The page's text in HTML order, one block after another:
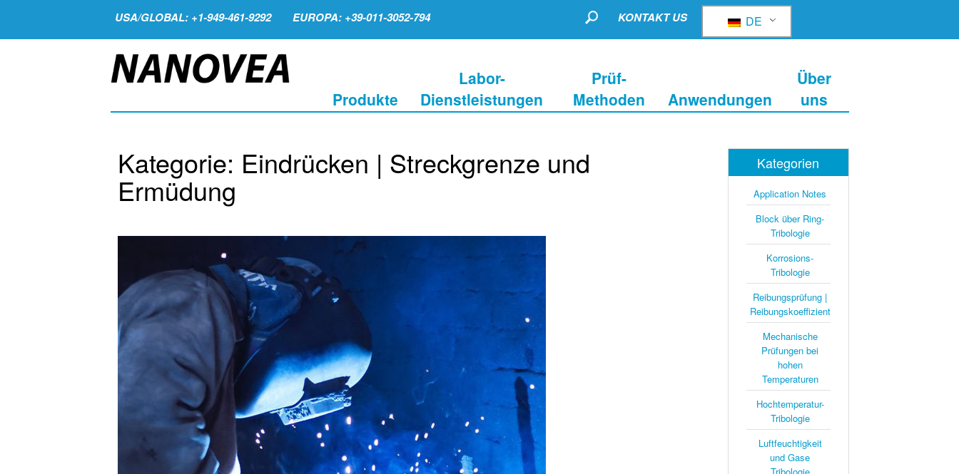
USA/GLOBAL: +1-949-461-9292 EUROPA: +39-011-3052-794 DE
KONTAKT US
Produkte
Labor-
Dienstleistungen
Prüf-
Methoden
Anwendungen
Über
uns
Kategorie: Eindrücken | Streckgrenze und
Ermüdung
Kategorien
Application Notes
Block über Ring-
Tribologie
Korrosions-
Tribologie
Reibungsprüfung |
Reibungskoeffizient
Mechanische
Prüfungen bei
hohen
Temperaturen
Hochtemperatur-
Tribologie
Luftfeuchtigkeit
und Gase